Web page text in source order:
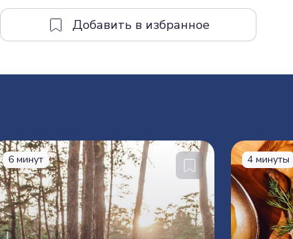
6 минут 4 минуты